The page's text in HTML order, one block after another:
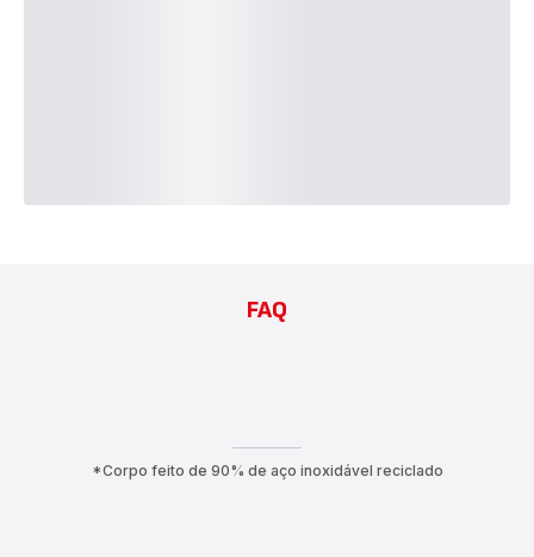
FAQ
*Corpo feito de 90% de aço inoxidável reciclado